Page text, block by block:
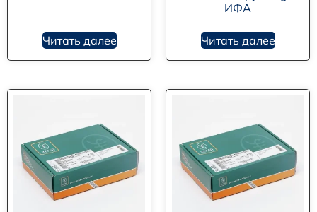
Читать далее
ИФА
Читать далее